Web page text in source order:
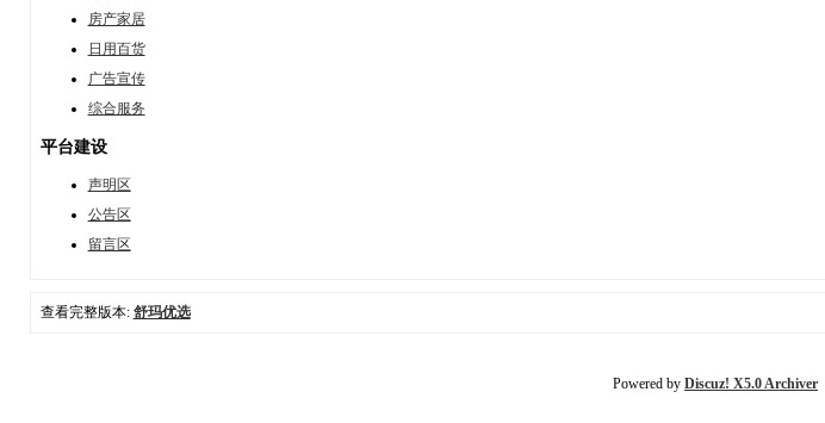
房产家居
日用百货
广告宣传
综合服务
平台建设
声明区
公告区
留言区
查看完整版本: 舒玛优选
Powered by Discuz! X5.0 Archiver